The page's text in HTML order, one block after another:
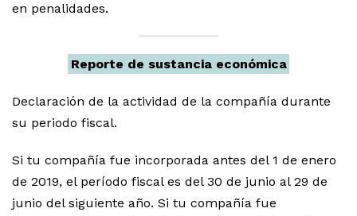
en penalidades.
Reporte de sustancia económica
Declaración de la actividad de la compañía durante
su periodo fiscal.
Si tu compañía fue incorporada antes del 1 de enero
de 2019, el período fiscal es del 30 de junio al 29 de
junio del siguiente año. Si tu compañía fue